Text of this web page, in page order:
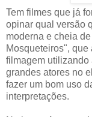
Tem filmes que já
opinar qual versão
moderna e cheia
Mosqueteiros",
filmagem utilizando
grandes atores no
fazer um bom uso
interpretações.